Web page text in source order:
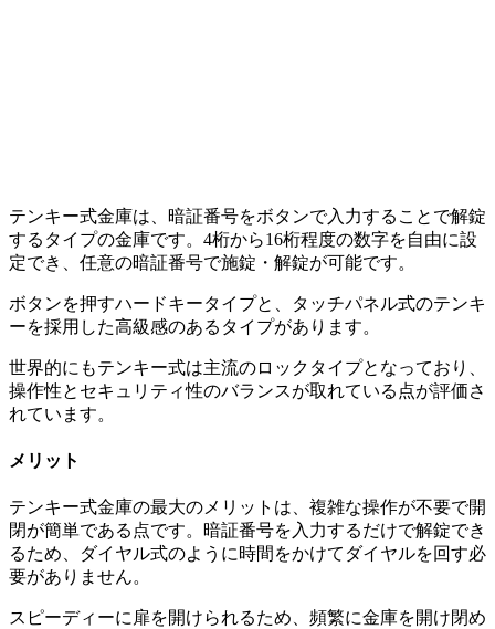
テンキー式金庫は、暗証番号をボタンで入力することで解錠
するタイプの金庫です。4桁から16桁程度の数字を自由に設
定でき、任意の暗証番号で施錠・解錠が可能です。
ボタンを押すハードキータイプと、タッチパネル式のテンキ
ーを採用した高級感のあるタイプがあります。
世界的にもテンキー式は主流のロックタイプとなっており、
操作性とセキュリティ性のバランスが取れている点が評価さ
れています。
メリット
テンキー式金庫の最大のメリットは、複雑な操作が不要で開
閉が簡単である点です。暗証番号を入力するだけで解錠でき
るため、ダイヤル式のように時間をかけてダイヤルを回す必
要がありません。
スピーディーに扉を開けられるため、頻繁に金庫を開け閉め